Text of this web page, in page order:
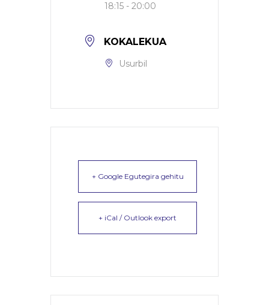
18:15 - 20:00
KOKALEKUA
Usurbil
+ Google Egutegira gehitu
+ iCal / Outlook export